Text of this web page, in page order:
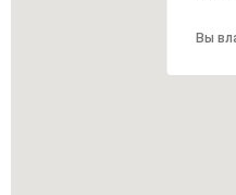
Вы